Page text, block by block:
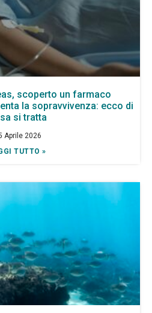
scoperto un farmaco
la sopravvivenza: ecco di
si tratta
Aprile 2026
TUTTO »